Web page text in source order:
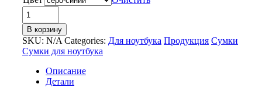
Количество
товара
Сумка
«Plush»
c
защитой
ноутбука
В корзину
SKU: N/A Categories: Для ноутбука Продукция Сумки
Сумки для ноутбука
Описание
Детали